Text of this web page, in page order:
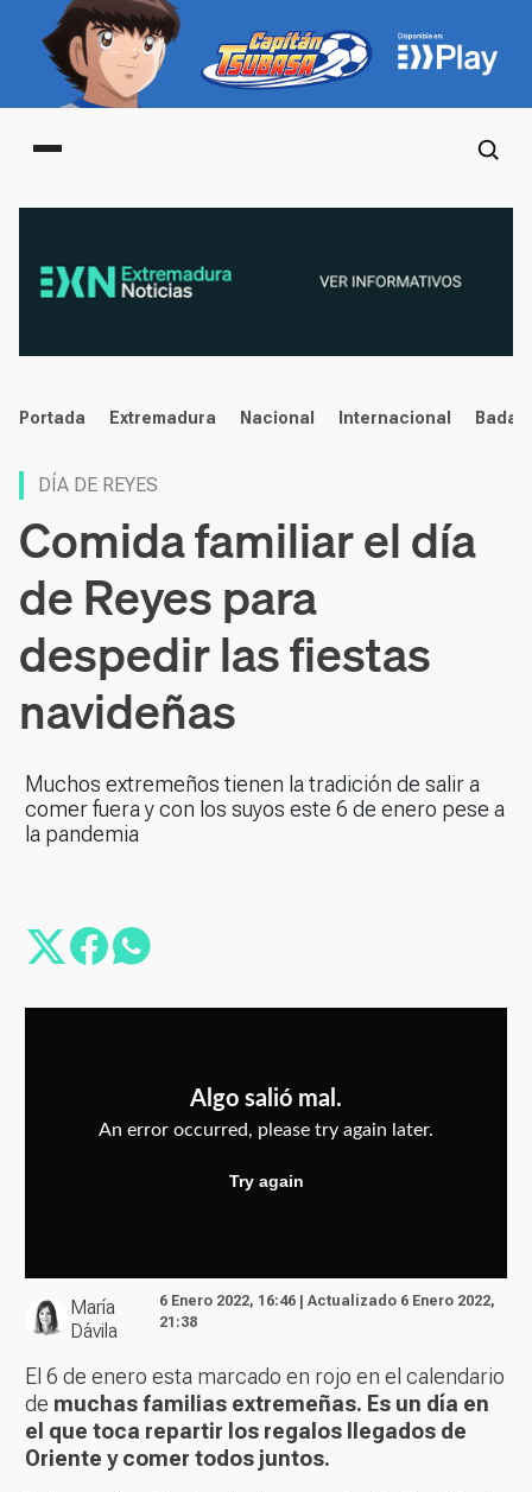
Main menu
noticias
Portada Extremadura Nacional Internacional
DÍA DE REYES
Comida familiar el día
de Reyes para
despedir las fiestas
navideñas
Muchos extremeños tienen la tradición de salir a
comer fuera y con los suyos este 6 de enero pese a
la pandemia
María
Dávila
6 Enero 2022, 16:46 | Actualizado 6 Enero 2022,
21:38
El 6 de enero esta marcado en rojo en el calendario
de muchas familias extremeñas. Es un día en
el que toca repartir los regalos llegados de
Oriente y comer todos juntos.